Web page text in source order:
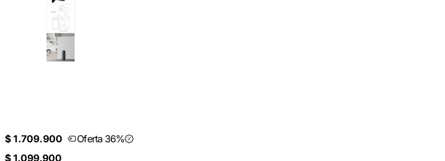
$ 1.709.900
Oferta 36%
$ 1.099.900